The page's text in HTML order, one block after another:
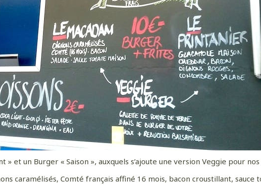
» et un Burger « Saison », auxquels s’ajoute une version Veggie pour
caramélisés, Comté français affiné 16 mois, bacon croustillant, sauce